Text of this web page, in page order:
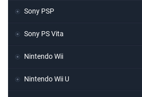
Sony PSP
Sony PS Vita
Nintendo Wii
Nintendo Wii U